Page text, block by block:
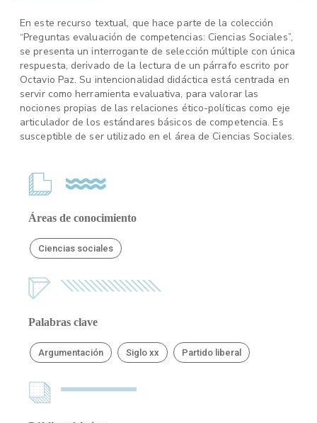
En este recurso textual, que hace parte de la colección
“Preguntas evaluación de competencias: Ciencias Sociales”,
se presenta un interrogante de selección múltiple con única
respuesta, derivado de la lectura de un párrafo escrito por
Octavio Paz. Su intencionalidad didáctica está centrada en
servir como herramienta evaluativa, para valorar las
nociones propias de las relaciones ético-políticas como eje
articulador de los estándares básicos de competencia. Es
susceptible de ser utilizado en el área de Ciencias Sociales.
Áreas de conocimiento
Ciencias sociales
Palabras clave
Argumentación Siglo xx Partido liberal